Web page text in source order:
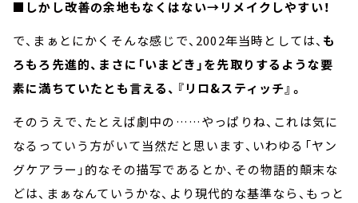
■しかし改善の余地もなくはない→リメイクしやすい！
で、まぁとにかくそんな感じで、2002年当時としては、 も
ろもろ先進的、まさに「いまどき」を先取りするような要
素に満ちていたとも言える、『リロ&スティッチ』。
そのうえで、たとえば劇中の……やっぱりね、これは気に
なるっていう方がいて当然だと思います、いわゆる「ヤン
グケアラー」的なその描写であるとか、その物語的顛末な
どは、まぁなんていうかな、より現代的な基準なら、もっと